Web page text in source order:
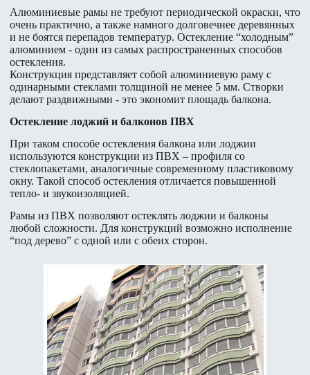
Алюминиевые рамы не требуют периодической окраски, что
очень практично, а также намного долговечнее деревянных
и не боятся перепадов температур. Остекление “холодным”
алюминием - один из самых распространенных способов
остекления.
Конструкция представляет собой алюминиевую раму с
одинарными стеклами толщиной не менее 5 мм. Створки
делают раздвижными - это экономит площадь балкона.
Остекление лоджий и балконов ПВХ
При таком способе остекления балкона или лоджии
используются конструкции из ПВХ – профиля со
стеклопакетами, аналогичные современному пластиковому
окну. Такой способ остекления отличается повышенной
тепло- и звукоизоляцией.
Рамы из ПВХ позволяют остеклять лоджии и балконы
любой сложности. Для конструкций возможно исполнение
“под дерево” с одной или с обеих сторон.